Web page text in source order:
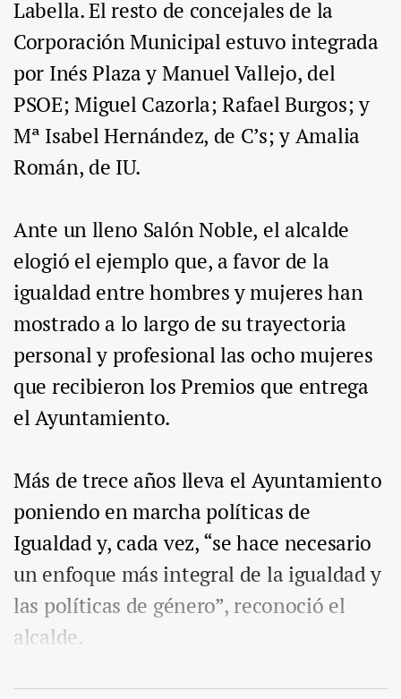
Labella. El resto de concejales de la
Corporación Municipal estuvo integrada
por Inés Plaza y Manuel Vallejo, del
PSOE; Miguel Cazorla; Rafael Burgos; y
Mª Isabel Hernández, de C’s; y Amalia
Román, de IU.
Ante un lleno Salón Noble, el alcalde
elogió el ejemplo que, a favor de la
igualdad entre hombres y mujeres han
mostrado a lo largo de su trayectoria
personal y profesional las ocho mujeres
que recibieron los Premios que entrega
el Ayuntamiento.
Más de trece años lleva el Ayuntamiento
poniendo en marcha políticas de
Igualdad y, cada vez, “se hace necesario
un enfoque más integral de la igualdad y
las políticas de género”, reconoció el
alcalde.